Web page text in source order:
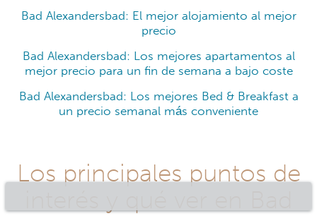
Bad Alexandersbad: El mejor alojamiento al mejor
precio
Bad Alexandersbad: Los mejores apartamentos al
mejor precio para un fin de semana a bajo coste
Bad Alexandersbad: Los mejores Bed & Breakfast a
un precio semanal más conveniente
Los principales puntos de